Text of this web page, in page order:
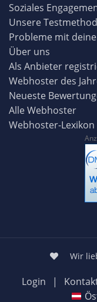
Soziales
Unsere
Probleme mit
Über uns
Als Anbieter
Webhoster des
Neueste
Alle Webhoster
Webhoster-Lexikon
Wir
Login |